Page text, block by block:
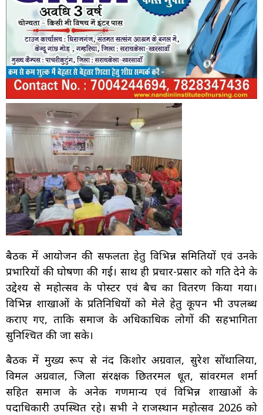
बैठक में आयोजन की सफलता हेतु विभिन्न समितियों एवं उनके
प्रभारियों की घोषणा की गई। साथ ही प्रचार-प्रसार को गति देने के
उद्देश्य से महोत्सव के पोस्टर एवं बैच का वितरण किया गया।
विभिन्न शाखाओं के प्रतिनिधियों को मेले हेतु कूपन भी उपलब्ध
कराए गए, ताकि समाज के अधिकाधिक लोगों की सहभागिता
सुनिश्चित की जा सके।
बैठक में मुख्य रूप से नंद किशोर अग्रवाल, सुरेश सोंथालिया,
विमल अग्रवाल, जिला संरक्षक छितरमल धूत, सांवरमल शर्मा
सहित समाज के अनेक गणमान्य एवं विभिन्न शाखाओं के
पदाधिकारी उपस्थित रहे। सभी ने राजस्थान महोत्सव 2026 को